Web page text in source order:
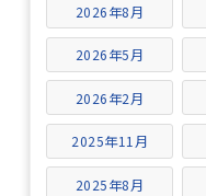
2026年8月
2026年5月
2026年2月
2025年11月
2025年8月